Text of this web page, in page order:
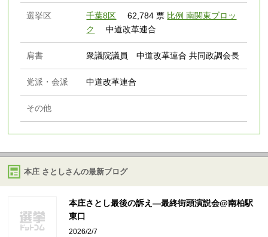
選挙区 千葉8区 62,784 票 比例 南関東ブロッ
ク
中道改革連合
肩書 衆議院議員 中道改革連合 共同政調会長
党派・会派 中道改革連合
その他
本庄 さとしさんの最新ブログ
本庄さとし最後の訴え―最終街頭演説会@南柏駅
東口
2026/2/7